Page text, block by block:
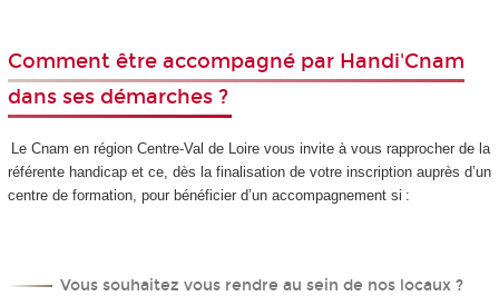
Comment être accompagné par Handi'Cnam
dans ses démarches ?
Le Cnam en région Centre-Val de Loire vous invite à vous rapprocher de la
référente handicap et ce, dès la finalisation de votre inscription auprès d’un
centre de formation, pour bénéficier d’un accompagnement si :
Vous souhaitez vous rendre au sein de nos locaux ?